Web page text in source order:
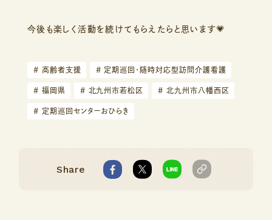
今後も楽しく活動を続けてもらえたらと思います💗
# 高齢者支援 # 定期巡回・随時対応型訪問介護看護
# 福岡県 # 北九州市若松区 # 北九州市八幡西区
# 定期巡回センターおひらき
Share